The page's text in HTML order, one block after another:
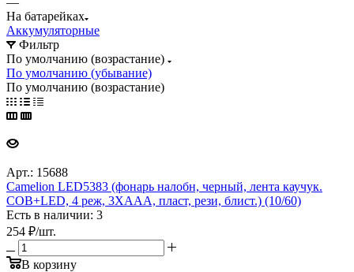
На батарейках
Аккумуляторные
Фильтр
По умолчанию (возрастание)
По умолчанию (убывание)
По умолчанию (возрастание)
Арт.: 15688
Camelion LED5383 (фонарь налобн, черный, лента каучук.
COB+LED, 4 реж, 3XAAA, пласт, рези, блист.) (10/60)
Есть в наличии: 3
254 ₽/шт.
В корзину